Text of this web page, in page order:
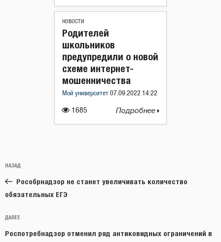
НОВОСТИ
1685
Родителей
школьников
предупредили о новой
схеме интернет-
мошенничества
Мой университет 07.09.2022 14:22
Подробнее
по
записям
Предыдущая
запись:
НАЗАД
Рособрнадзор не станет увеличивать количество
обязательных ЕГЭ
Следующая
запись
ДАЛЕЕ
Роспотребнадзор отменил ряд антиковидных ограничений в